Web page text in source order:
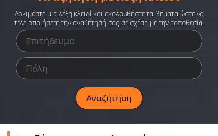
Ειδήσεις
Παιχνίδια
Ραδιόφωνο
Ταινίες
Δοκιμάστε μια λέξη κλειδί και ακολουθήστε τα βήματα ώστε να
τελειοποιήσετε την αναζήτησή σας σε σχέση με την τοποθεσία.